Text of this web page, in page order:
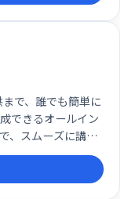
で、誰でも簡単に
できるオールイン
、スムーズに講座
レッスン管理まで
スの成功をサポー